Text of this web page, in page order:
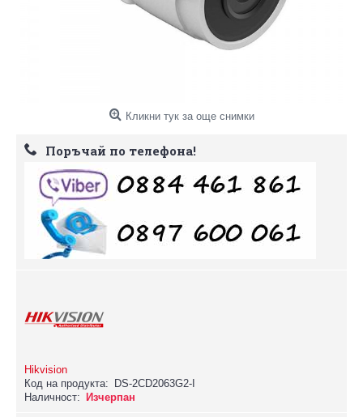
Кликни тук за още снимки
Поръчай по телефона!
Hikvision
Код на продукта:
DS-2CD2063G2-I
Наличност:
Изчерпан